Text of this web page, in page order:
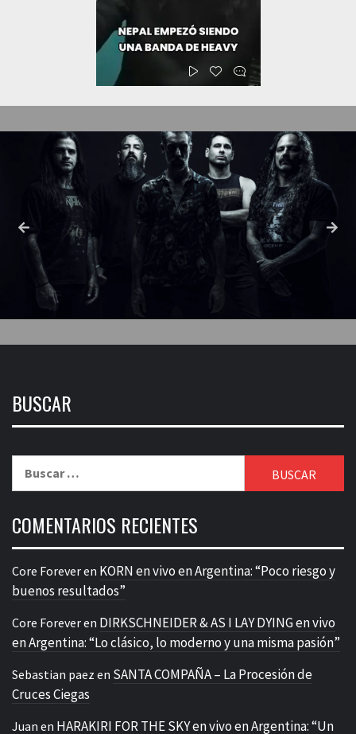
BUSCAR
COMENTARIOS RECIENTES
Core Foreveren KORN en vivo en Argentina: “Poco riesgo y
buenos resultados”
Core Foreveren DIRKSCHNEIDER & AS I LAY DYING en vivo
en Argentina: “Lo clásico, lo moderno y una misma pasión”
Sebastian paez en SANTA COMPAÑA – La Procesión de
Cruces Ciegas
Juan en HARAKIRI FOR THE SKY en vivo en Argentina: “Un